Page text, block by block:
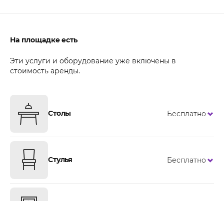
На площадке есть
Эти услуги и оборудование уже включены в
стоимость аренды.
Столы Бесплатно
Стулья Бесплатно